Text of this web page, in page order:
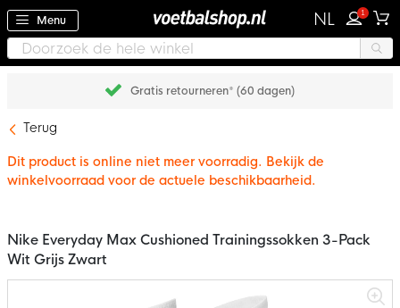
Menu NL 1
Gratis retourneren* (60 dagen)
Terug
Dit product is online niet meer voorradig. Bekijk de
winkelvoorraad voor de actuele beschikbaarheid.
Nike Everyday Max Cushioned Trainingssokken 3-Pack
Wit Grijs Zwart